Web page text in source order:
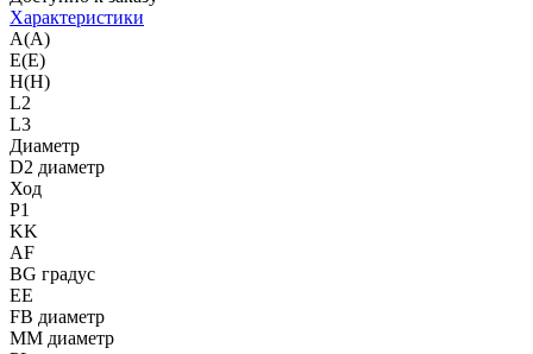
Характеристики
A(A)
E(E)
H(H)
L2
L3
Диаметр
D2 диаметр
Ход
P1
KK
AF
BG градус
EE
FB диаметр
MM диаметр